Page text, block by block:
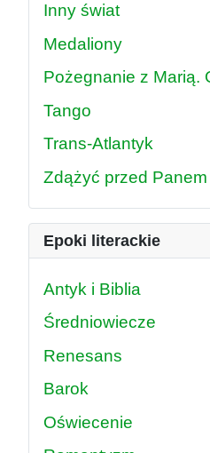
Inny świat
Medaliony
Pożegnanie z Marią.
Tango
Trans-Atlantyk
Zdążyć przed
Epoki literackie
Antyk i Biblia
Średniowiecze
Renesans
Barok
Oświecenie